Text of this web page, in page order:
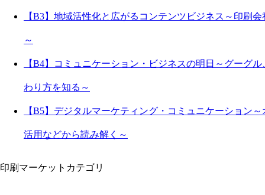
【B3】地域活性化と広がるコンテンツビジネス～印刷
～
【B4】コミュニケーション・ビジネスの明日～グーグ
わり方を知る～
【B5】デジタルマーケティング・コミュニケーション
活用などから読み解く～
印刷マーケットカテゴリ